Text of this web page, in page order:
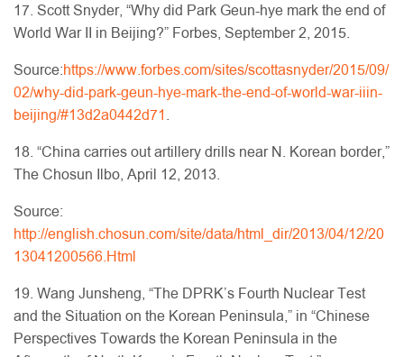
17. Scott Snyder, “Why did Park Geun-hye mark the end of
World War II in Beijing?” Forbes, September 2, 2015.
Source:https://www.forbes.com/sites/scottasnyder/2015/09/
02/why-did-park-geun-hye-mark-the-end-of-world-war-iiin-
beijing/#13d2a0442d71.
18. “China carries out artillery drills near N. Korean border,”
The Chosun Ilbo, April 12, 2013.
Source:
http://english.chosun.com/site/data/html_dir/2013/04/12/20
13041200566.Html
19. Wang Junsheng, “The DPRK’s Fourth Nuclear Test
and the Situation on the Korean Peninsula,” in “Chinese
Perspectives Towards the Korean Peninsula in the